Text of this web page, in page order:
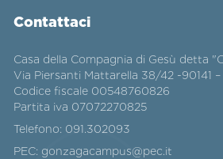
Contattaci
Casa della Compagnia di Gesù detta
Via Piersanti Mattarella 38/42 -90141 –
Codice fiscale 00548760826
Partita iva 07072270825
Telefono: 091.302093
PEC: gonzagacampus@pec.it